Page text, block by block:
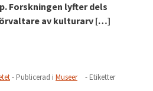
Forskningen lyfter dels
av kulturarv […]
- Publicerad i Museer
- Etiketter